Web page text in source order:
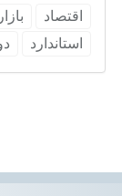
اقتصاد بازار
استاندارد